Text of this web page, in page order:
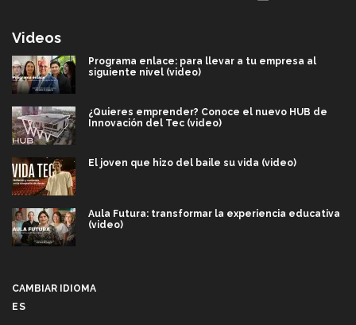
Videos
Programa enlace: para llevar a tu empresa al
siguiente nivel (video)
¿Quieres emprender? Conoce el nuevo HUB de
Innovación del Tec (video)
El joven que hizo del baile su vida (video)
Aula Futura: transformar la experiencia educativa
(video)
CAMBIAR IDIOMA
ES